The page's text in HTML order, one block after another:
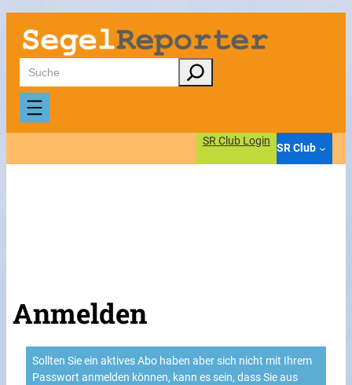
Suchen
SR Club Login
SR Club
Anmelden
Sollten Sie ein aktives Abo haben aber sich nicht mit Ihrem
Passwort anmelden können, kann es sein, dass Sie aus